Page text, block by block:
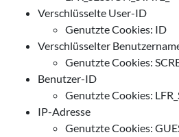
Verschlüsselte User-ID
Genutzte Cookies: ID
Verschlüsselter
Genutzte Cookies:
Benutzer-ID
Genutzte Cookies:
IP-Adresse
Genutzte Cookies: